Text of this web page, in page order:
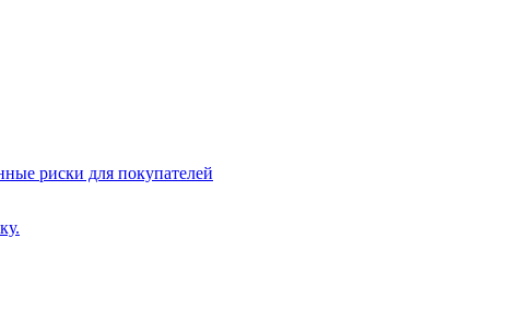
риски для покупателей